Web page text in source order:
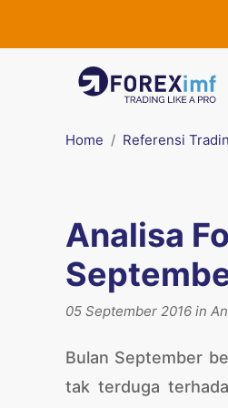
Home Referensi
Analisa
05 September 2016 in
Bulan September
tak terduga